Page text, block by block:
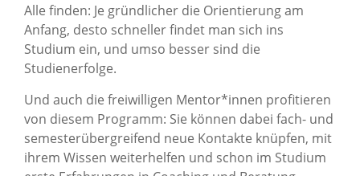
Alle finden: Je gründlicher die Orientierung am
Anfang, desto schneller findet man sich ins
Studium ein, und umso besser sind die
Studienerfolge.
Und auch die freiwilligen Mentor*innen profitieren
von diesem Programm: Sie können dabei fach- und
semesterübergreifend neue Kontakte knüpfen, mit
ihrem Wissen weiterhelfen und schon im Studium